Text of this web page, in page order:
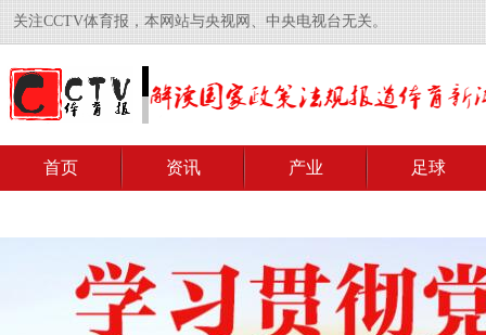
关注CCTV体育报，本网站与央视网、中央电视台无关。
首页 资讯 产业 足球